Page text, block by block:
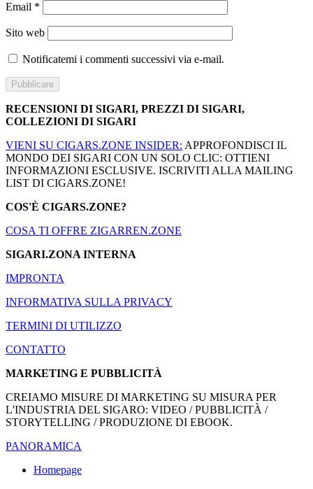
Email *
Sito web
Notificatemi i commenti successivi via e-mail.
RECENSIONI DI SIGARI, PREZZI DI SIGARI,
COLLEZIONI DI SIGARI
VIENI SU CIGARS.ZONE INSIDER: APPROFONDISCI IL
MONDO DEI SIGARI CON UN SOLO CLIC: OTTIENI
INFORMAZIONI ESCLUSIVE. ISCRIVITI ALLA MAILING
LIST DI CIGARS.ZONE!
COS'È CIGARS.ZONE?
COSA TI OFFRE ZIGARREN.ZONE
SIGARI.ZONA INTERNA
IMPRONTA
INFORMATIVA SULLA PRIVACY
TERMINI DI UTILIZZO
CONTATTO
MARKETING E PUBBLICITÀ
CREIAMO MISURE DI MARKETING SU MISURA PER
L'INDUSTRIA DEL SIGARO: VIDEO / PUBBLICITÀ /
STORYTELLING / PRODUZIONE DI EBOOK.
PANORAMICA
Homepage